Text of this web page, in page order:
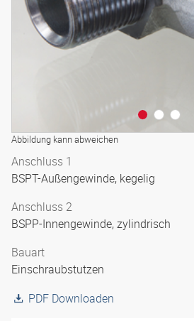
Abbildung kann abweichen
Anschluss 1
BSPT-Außengewinde, kegelig
Anschluss 2
BSPP-Innengewinde, zylindrisch
Bauart
Einschraubstutzen
PDF Downloaden